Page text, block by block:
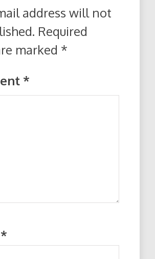
address will not
Required
marked *
*
*